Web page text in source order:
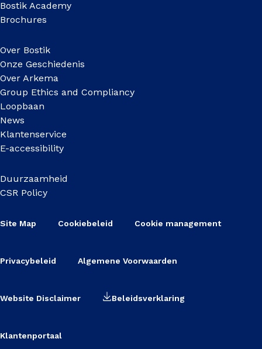
Bostik Academy
Brochures
Over Bostik
Onze Geschiedenis
Over Arkema
Group Ethics and Compliancy
Loopbaan
News
Klantenservice
E-accessibility
Duurzaamheid
CSR Policy
Site Map Cookiebeleid Cookie management
Privacybeleid Algemene Voorwaarden
Website Disclaimer Beleidsverklaring
Klantenportaal